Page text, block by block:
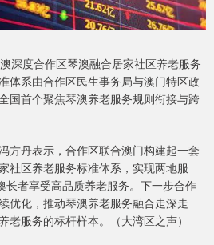
度合作区琴澳融合居家社区养老服务
体系由合作区民生事务局与澳门特区政
国首个聚焦琴澳养老服务规则衔接与跨
丹表示，合作区联合澳门构建起一套
社区养老服务标准体系，实现两地服
长者享受高品质养老服务。下一步合作
优化，推动琴澳养老服务融合走深走
老服务的标杆样本。（大湾区之声）